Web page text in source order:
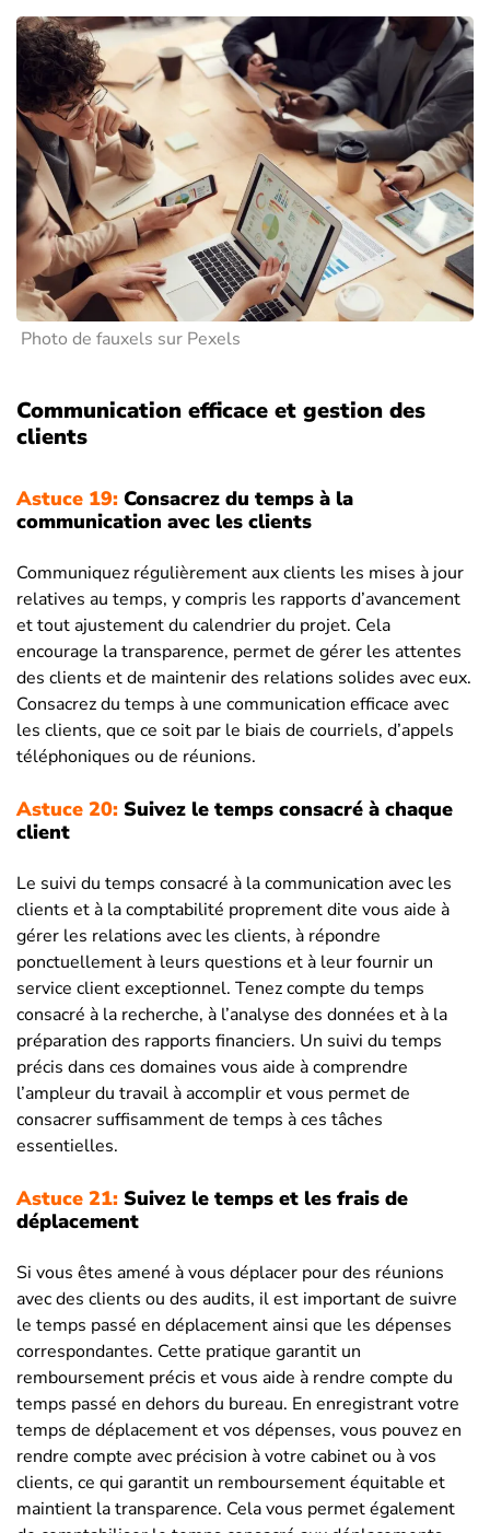
Photo de fauxels sur Pexels
Communication efficace et gestion des
clients
Astuce 19: Consacrez du temps à la
communication avec les clients
Communiquez régulièrement aux clients les mises à jour
relatives au temps, y compris les rapports d’avancement
et tout ajustement du calendrier du projet. Cela
encourage la transparence, permet de gérer les attentes
des clients et de maintenir des relations solides avec eux.
Consacrez du temps à une communication efficace avec
les clients, que ce soit par le biais de courriels, d’appels
téléphoniques ou de réunions.
Astuce 20: Suivez le temps consacré à chaque
client
Le suivi du temps consacré à la communication avec les
clients et à la comptabilité proprement dite vous aide à
gérer les relations avec les clients, à répondre
ponctuellement à leurs questions et à leur fournir un
service client exceptionnel. Tenez compte du temps
consacré à la recherche, à l’analyse des données et à la
préparation des rapports financiers. Un suivi du temps
précis dans ces domaines vous aide à comprendre
l’ampleur du travail à accomplir et vous permet de
consacrer suffisamment de temps à ces tâches
essentielles.
Astuce 21: Suivez le temps et les frais de
déplacement
Si vous êtes amené à vous déplacer pour des réunions
avec des clients ou des audits, il est important de suivre
le temps passé en déplacement ainsi que les dépenses
correspondantes. Cette pratique garantit un
remboursement précis et vous aide à rendre compte du
temps passé en dehors du bureau. En enregistrant votre
temps de déplacement et vos dépenses, vous pouvez en
rendre compte avec précision à votre cabinet ou à vos
clients, ce qui garantit un remboursement équitable et
maintient la transparence. Cela vous permet également